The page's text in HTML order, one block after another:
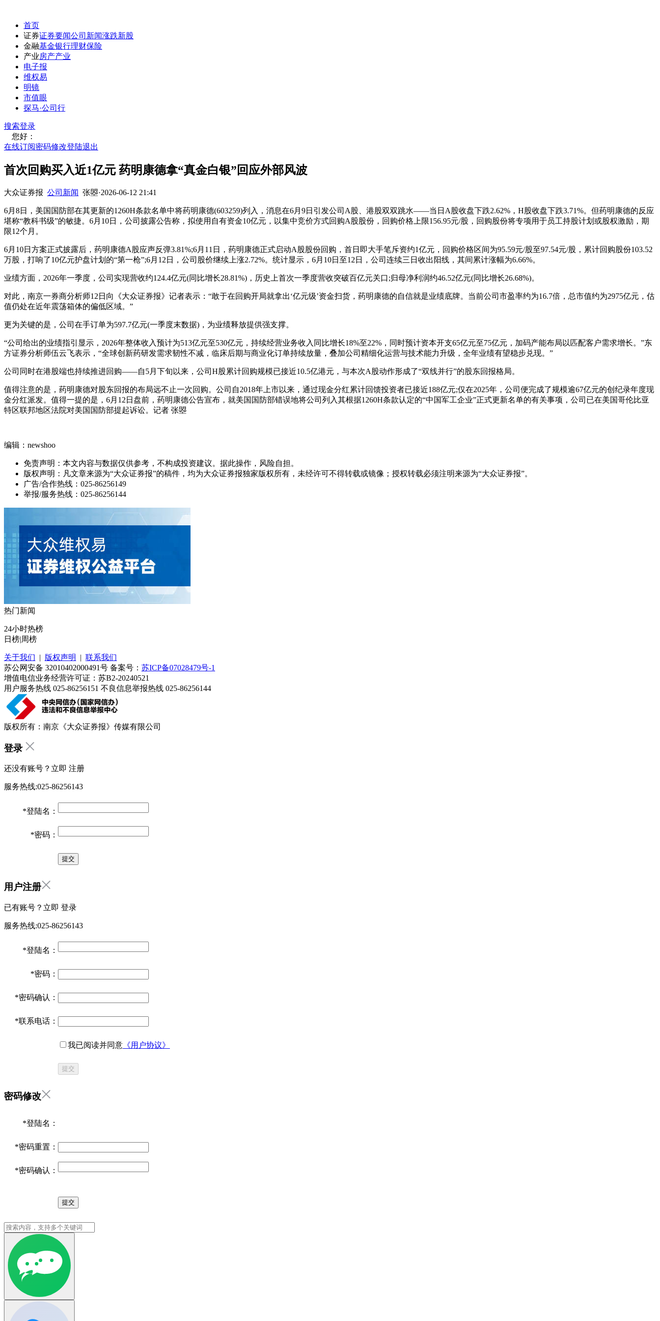
首页
证券证券要闻公司新闻涨跌新股
金融基金银行理财保险
产业房产产业
电子报
维权易
明镜
市值眼
探马·公司行
搜索登录
您好：
在线订阅密码修改登陆退出
首次回购买入近1亿元 药明康德拿“真金白银”回应外部风波
大众证券报 公司新闻 张曌·2026-06-12 21:41
6月8日，美国国防部在其更新的1260H条款名单中将药明康德(603259)列入，消息在6月9日引发公司A股、港股双双跳水——当日A股收盘下跌2.62%，H股收盘下跌3.71%。但药明康德的反应
堪称“教科书级”的敏捷。6月10日，公司披露公告称，拟使用自有资金10亿元，以集中竞价方式回购A股股份，回购价格上限156.95元/股，回购股份将专项用于员工持股计划或股权激励，期
限12个月。
6月10日方案正式披露后，药明康德A股应声反弹3.81%;6月11日，药明康德正式启动A股股份回购，首日即大手笔斥资约1亿元，回购价格区间为95.59元/股至97.54元/股，累计回购股份103.52
万股，打响了10亿元护盘计划的“第一枪”;6月12日，公司股价继续上涨2.72%。统计显示，6月10日至12日，公司连续三日收出阳线，其间累计涨幅为6.66%。
业绩方面，2026年一季度，公司实现营收约124.4亿元(同比增长28.81%)，历史上首次一季度营收突破百亿元关口;归母净利润约46.52亿元(同比增长26.68%)。
对此，南京一券商分析师12日向《大众证券报》记者表示：“敢于在回购开局就拿出‘亿元级’资金扫货，药明康德的自信就是业绩底牌。当前公司市盈率约为16.7倍，总市值约为2975亿元，估
值仍处在近年震荡箱体的偏低区域。”
更为关键的是，公司在手订单为597.7亿元(一季度末数据)，为业绩释放提供强支撑。
“公司给出的业绩指引显示，2026年整体收入预计为513亿元至530亿元，持续经营业务收入同比增长18%至22%，同时预计资本开支65亿元至75亿元，加码产能布局以匹配客户需求增长。”东
方证券分析师伍云飞表示，“全球创新药研发需求韧性不减，临床后期与商业化订单持续放量，叠加公司精细化运营与技术能力升级，全年业绩有望稳步兑现。”
公司同时在港股端也持续推进回购——自5月下旬以来，公司H股累计回购规模已接近10.5亿港元，与本次A股动作形成了“双线并行”的股东回报格局。
值得注意的是，药明康德对股东回报的布局远不止一次回购。公司自2018年上市以来，通过现金分红累计回馈投资者已接近188亿元;仅在2025年，公司便完成了规模逾67亿元的创纪录年度现
金分红派发。值得一提的是，6月12日盘前，药明康德公告宣布，就美国国防部错误地将公司列入其根据1260H条款认定的“中国军工企业”正式更新名单的有关事项，公司已在美国哥伦比亚
特区联邦地区法院对美国国防部提起诉讼。记者 张曌
编辑：newshoo
免责声明：本文内容与数据仅供参考，不构成投资建议。据此操作，风险自担。
版权声明：凡文章来源为“大众证券报”的稿件，均为大众证券报独家版权所有，未经许可不得转载或镜像；授权转载必须注明来源为“大众证券报”。
广告/合作热线：025-86256149
举报/服务热线：025-86256144
热门新闻
24小时热榜
日榜|周榜
关于我们 | 版权声明 | 联系我们
苏公网安备 32010402000491号 备案号： 苏ICP备07028479号-1
增值电信业务经营许可证：苏B2-20240521
用户服务热线 025-86256151 不良信息举报热线 025-86256144
版权所有：南京《大众证券报》传媒有限公司
登录
还没有账号？立即 注册
服务热线:025-86256143
*登陆名：
*密码：
用户注册
已有账号？立即 登录
服务热线:025-86256143
*登陆名：
*密码：
*密码确认：
*联系电话：
我已阅读并同意 《用户协议》
提交
密码修改
*登陆名：
*密码重置：
*密码确认：